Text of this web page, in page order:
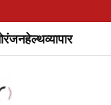
हेल्थव्यापार